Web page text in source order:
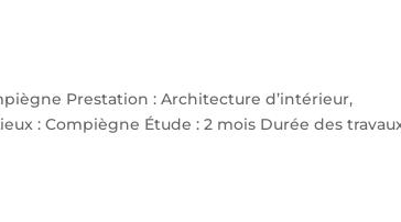
Prestation : Architecture d’intérieur,
: Compiègne Étude : 2 mois Durée des